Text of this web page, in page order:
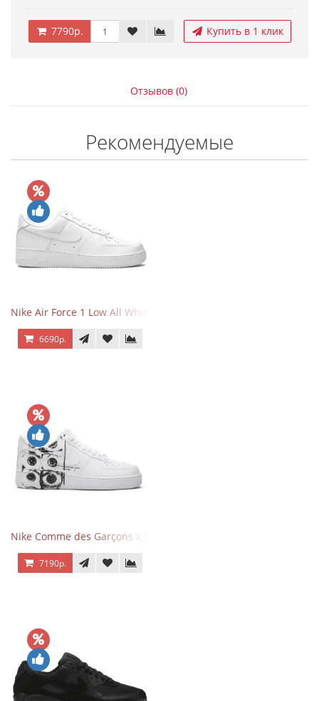
7790р. Купить в 1 клик
Отзывов (0)
Рекомендуемые
Nike Air Force 1 Low All White
6690р.
Nike Comme des Garçons x Supreme x Air Force 1 Low Eyes
7190р.